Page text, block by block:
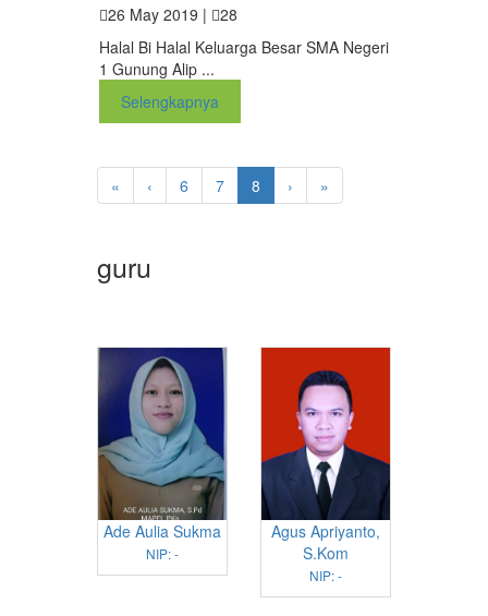
26 May 2019 |
28
Halal Bi Halal Keluarga Besar SMA Negeri
1 Gunung Alip ...
Selengkapnya
« ‹ 6 7 8 › »
guru
Ade Aulia Sukma
NIP: -
Agus Apriyanto,
S.Kom
NIP: -